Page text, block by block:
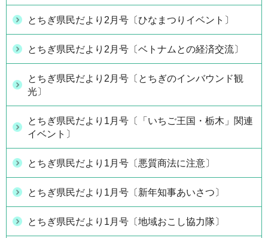
とちぎ県民だより2月号〔ひなまつりイベント〕
とちぎ県民だより2月号〔ベトナムとの経済交流〕
とちぎ県民だより2月号〔とちぎのインバウンド観
光〕
とちぎ県民だより1月号〔「いちご王国・栃木」関連
イベント〕
とちぎ県民だより1月号〔悪質商法に注意〕
とちぎ県民だより1月号〔新年知事あいさつ〕
とちぎ県民だより1月号〔地域おこし協力隊〕